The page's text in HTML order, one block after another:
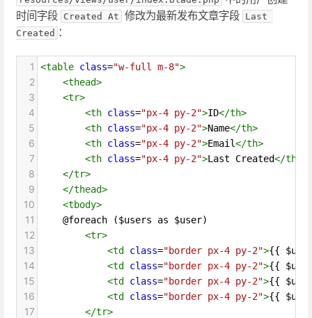
时间字段 Created At 修改为最新发布文章字段 Last
Created ：
1 <table class="w-full m-8">
2 <thead>
3 <tr>
4 <th class="px-4 py-2">ID</th>
5 <th class="px-4 py-2">Name</th>
6 <th class="px-4 py-2">Email</th>
7 <th class="px-4 py-2">Last Created</th
8 </tr>
9 </thead>
10 <tbody>
11
    @foreach ($users as $user)
12 <tr>
13 <td class="border px-4 py-2">{{
14 <td class="border px-4 py-2">{{
15 <td class="border px-4 py-2">{{
16 <td class="border px-4 py-2">{{
17 </tr>